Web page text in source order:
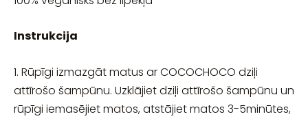
Instrukcija
1. Rūpīgi izmazgāt matus ar COCOCHOCO dziļi
attīrošo šampūnu. Uzklājiet dziļi attīrošo šampūnu un
rūpīgi iemasējiet matos, atstājiet matos 3-5minūtes,